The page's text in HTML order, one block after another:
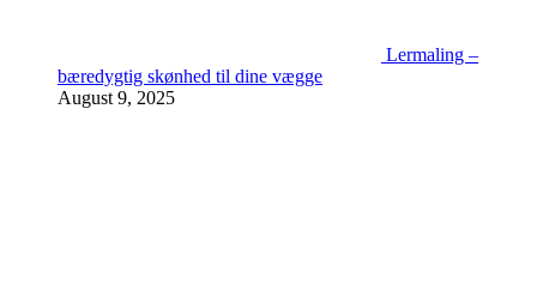
Lermaling –
bæredygtig skønhed til dine vægge
August 9, 2025